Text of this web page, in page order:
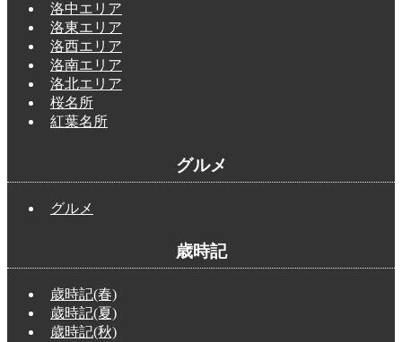
洛中エリア
洛東エリア
洛西エリア
洛南エリア
洛北エリア
桜名所
紅葉名所
グルメ
グルメ
歳時記
歳時記(春)
歳時記(夏)
歳時記(秋)